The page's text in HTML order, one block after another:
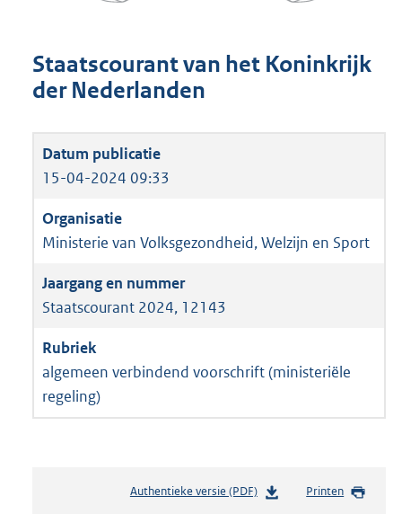
Staatscourant van het Koninkrijk
der Nederlanden
15-04-2024 09:33
Ministerie van Volksgezondheid, Welzijn en Sport
Staatscourant 2024, 12143
algemeen verbindend voorschrift (ministeriële
regeling)
Authentieke versie (PDF)b
Printen